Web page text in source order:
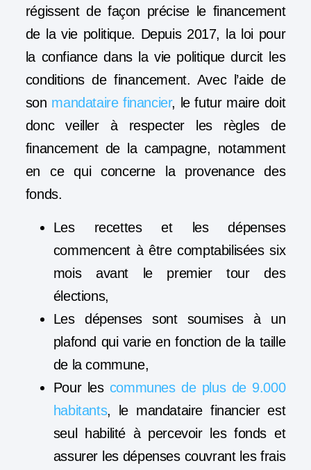
régissent de façon précise le financement
de la vie politique. Depuis 2017, la loi pour
la confiance dans la vie politique durcit les
conditions de financement. Avec l’aide de
son mandataire financier, le futur maire doit
donc veiller à respecter les règles de
financement de la campagne, notamment
en ce qui concerne la provenance des
fonds.
Les recettes et les dépenses
commencent à être comptabilisées six
mois avant le premier tour des
élections,
Les dépenses sont soumises à un
plafond qui varie en fonction de la taille
de la commune,
Pour les communes de plus de 9.000
habitants, le mandataire financier est
seul habilité à percevoir les fonds et
assurer les dépenses couvrant les frais